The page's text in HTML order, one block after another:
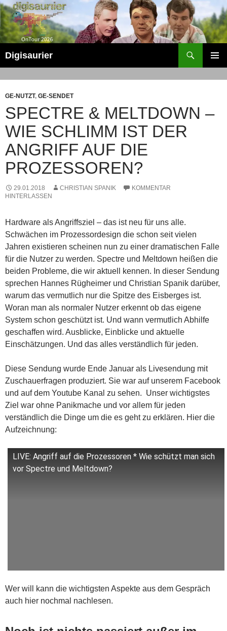
Zum
Inhalt
springen
Digisaurier
MENÜ
GE-NUTZT, GE-SENDET
SPECTRE & MELTDOWN –
WIE SCHLIMM IST DER
ANGRIFF AUF DIE
PROZESSOREN?
29.01.2018 CHRISTIAN SPANIK
KOMMENTAR
HINTERLASSEN
Hardware als Angriffsziel – das ist neu für uns alle.
Schwächen im Prozessordesign die schon seit vielen
Jahren existieren scheinen nun zu einer dramatischen Falle
für die Nutzer zu werden. Spectre und Meltdown heißen die
beiden Probleme, die wir aktuell kennen. In dieser Sendung
sprechen Hannes Rügheimer und Christian Spanik darüber,
warum das vermutlich nur die Spitze des Eisberges ist.
Woran man als normaler Nutzer erkennt ob das eigene
System schon geschützt ist. Und wann vermutlich Abhilfe
geschaffen wird. Ausblicke, Einblicke und aktuelle
Einschätzungen. Und das alles verständlich für jeden.
Diese Sendung wurde Ende Januar als Livesendung mit
Zuschauerfragen produziert. Sie war auf unserem Facebook
und auf dem Youtube Kanal zu sehen. Unser wichtigstes
Ziel war ohne Panikmache und vor allem für jeden
verständlich die Dinge um die es geht zu erklären. Hier die
Aufzeichnung:
LIVE: Angriff auf die Prozessoren * Wie schützt man sich
vor Spectre und Meltdown?
Wer will kann die wichtigsten Aspekte aus dem Gespräch
auch hier nochmal nachlesen.